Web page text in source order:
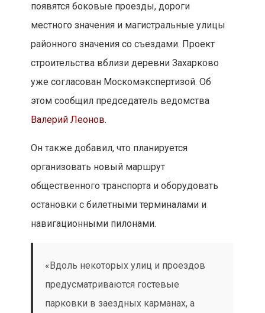
появятся боковые проезды, дороги
местного значения и магистральные улицы
районного значения со съездами. Проект
строительства вблизи деревни Захарково
уже согласован Москомэкспертизой. Об
этом сообщил председатель ведомства
Валерий Леонов.
Он также добавил, что планируется
организовать новый маршрут
общественного транспорта и оборудовать
остановки с билетными терминалами и
навигационными пилонами.
«Вдоль некоторых улиц и проездов
предусматриваются гостевые
парковки в заездных карманах, а